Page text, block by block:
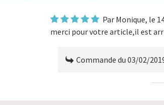
Par Monique, le
merci pour votre article,il est
Commande du 03/02/